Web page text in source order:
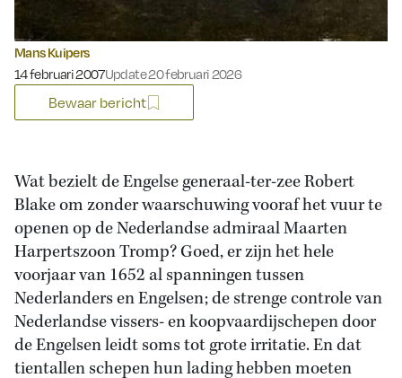
Mans Kuipers
Gepubliceerd op:
14 februari 2007Update 20 februari 2026
Bewaar bericht
Wat bezielt de Engelse generaal-ter-zee Robert
Blake om zonder waarschuwing vooraf het vuur te
openen op de Nederlandse admiraal Maarten
Harpertszoon Tromp? Goed, er zijn het hele
voorjaar van 1652 al spanningen tussen
Nederlanders en Engelsen; de strenge controle van
Nederlandse vissers- en koopvaardijschepen door
de Engelsen leidt soms tot grote irritatie. En dat
tientallen schepen hun lading hebben moeten